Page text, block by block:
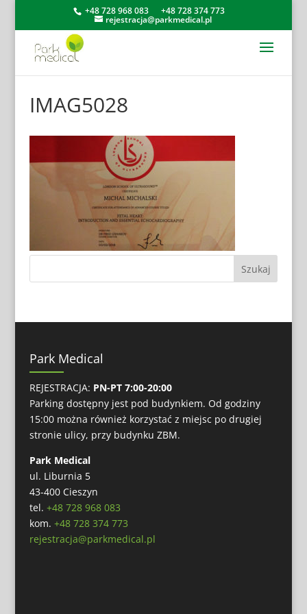
+48 728 968 083 +48 728 374 773
rejestracja@parkmedical.pl
IMAG5028
Park Medical
REJESTRACJA: PN-PT 7:00-20:00
Parking dostępny jest pod budynkiem. Od godziny
15:00 można również korzystać z miejsc po drugiej
stronie ulicy, przy budynku ZBM.
Park Medical
ul. Liburnia 5
43-400 Cieszyn
tel. +48 728 968 083
kom. +48 728 374 773
rejestracja@parkmedical.pl